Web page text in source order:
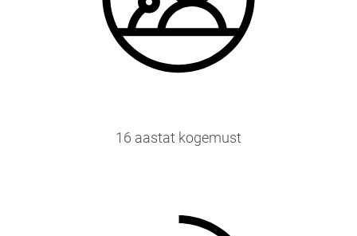
16 aastat kogemust